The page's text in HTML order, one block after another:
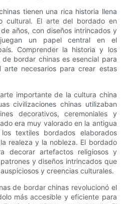
tienen una rica historia llena
cultural. El arte del bordado en
años, con diseños intrincados y
un papel central en el
Comprender la historia y los
bordar chinas es esencial para
necesarios para crear estas
importante de la cultura china
civilizaciones chinas utilizaban
decorativos, ceremoniales y
era muy valorado en la antigua
textiles bordados elaborados
realeza y la nobleza. El bordado
decorar artefactos religiosos y
y diseños intrincados que
y creencias culturales.
de bordar chinas revolucionó el
más accesible y eficiente para